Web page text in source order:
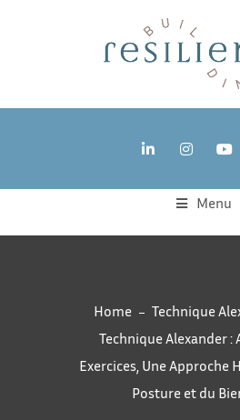
Menu
Home Technique
Technique Alexander :
Exercices, Une Approche
Posture et du